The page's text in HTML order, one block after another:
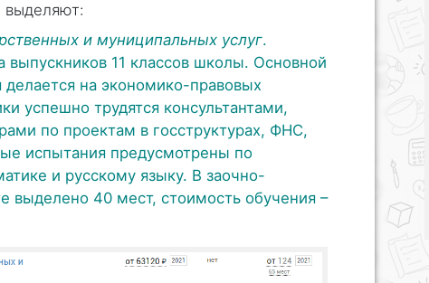
выделяют:
и муниципальных услуг.
выпускников 11 классов школы. Основной
делается на экономико-правовых
успешно трудятся консультантами,
по проектам в госструктурах, ФНС,
испытания предусмотрены по
и русскому языку. В заочно-
выделено 40 мест, стоимость обучения –